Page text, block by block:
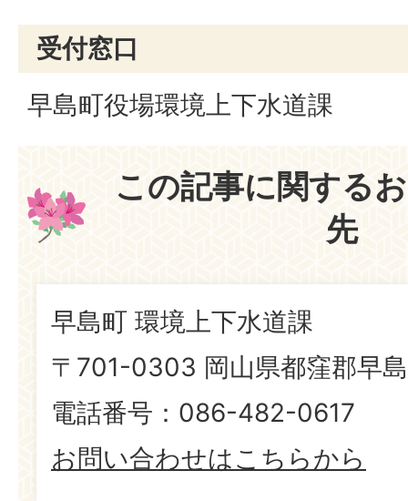
受付窓口
早島町役場環境上下水道課
この記事に関する
先
早島町 環境上下水道課
〒701-0303 岡山県都窪郡早
電話番号：086-482-0617
お問い合わせはこちらから